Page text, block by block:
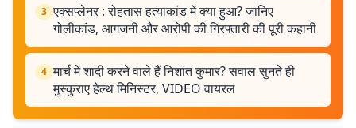
3 एक्सप्लेनर : रोहतास हत्याकांड में क्या हुआ? जानिए
गोलीकांड, आगजनी और आरोपी की गिरफ्तारी की पूरी कहानी
4 मार्च में शादी करने वाले हैं निशांत कुमार? सवाल सुनते ही
मुस्कुराए हेल्थ मिनिस्टर, VIDEO वायरल